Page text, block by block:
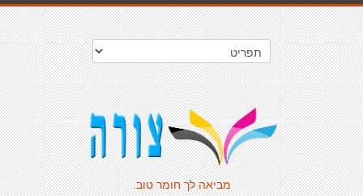
מביאה לך חומר טוב.